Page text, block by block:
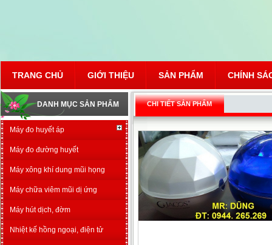
TRANG CHỦ GIỚI THIỆU SẢN PHẨM CHÍNH
DANH MỤC SẢN PHẨM
Máy đo huyết áp
Máy đo đường huyết
Máy xông khí dung mũi họng
Máy chữa viêm mũi dị ứng
Máy hút dịch, đờm
Nhiệt kế hồng ngoại, điện tử
CHI TIẾT SẢN PHẨM